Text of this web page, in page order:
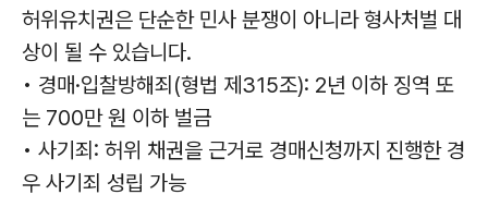
허위유치권은 단순한 민사 분쟁이 아니라 형사처벌 대
상이 될 수 있습니다.
• 경매·입찰방해죄(형법 제315조): 2년 이하 징역 또
는 700만 원 이하 벌금
• 사기죄: 허위 채권을 근거로 경매신청까지 진행한 경
우 사기죄 성립 가능